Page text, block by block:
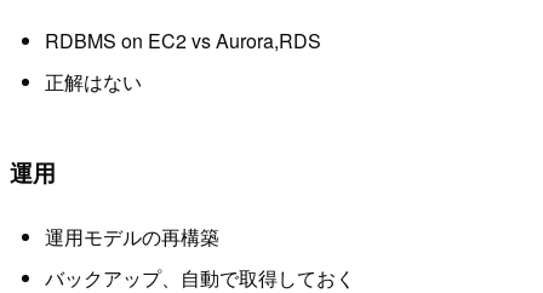
RDBMS on EC2 vs Aurora,RDS
正解はない
運用
運用モデルの再構築
バックアップ、自動で取得しておく